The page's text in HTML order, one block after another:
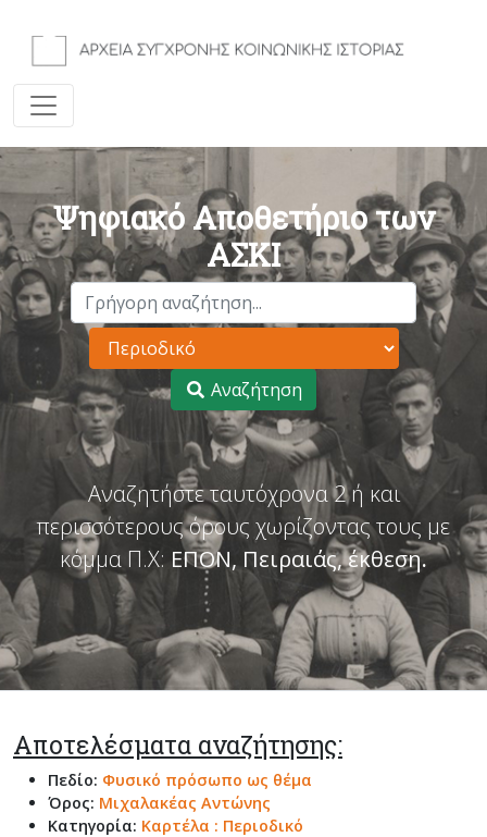
Ψηφιακό Αποθετήριο των
ΑΣΚΙ
Αναζήτηση
Αναζητήστε ταυτόχρονα 2 ή και
περισσότερους όρους χωρίζοντας τους με
κόμμα Π.Χ: ΕΠΟΝ, Πειραιάς, έκθεση.
Αποτελέσματα αναζήτησης:
Πεδίο: Φυσικό πρόσωπο ως θέμα
Όρος: Μιχαλακέας Αντώνης
Κατηγορία: Καρτέλα : Περιοδικό